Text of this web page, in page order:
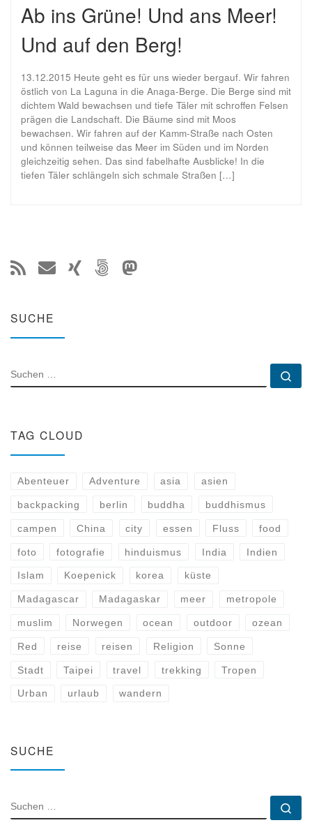
Ab ins Grüne! Und ans Meer!
Und auf den Berg!
13.12.2015 Heute geht es für uns wieder bergauf. Wir fahren
östlich von La Laguna in die Anaga-Berge. Die Berge sind mit
dichtem Wald bewachsen und tiefe Täler mit schroffen Felsen
prägen die Landschaft. Die Bäume sind mit Moos
bewachsen. Wir fahren auf der Kamm-Straße nach Osten
und können teilweise das Meer im Süden und im Norden
gleichzeitig sehen. Das sind fabelhafte Ausblicke! In die
tiefen Täler schlängeln sich schmale Straßen […]
SUCHE
SUCHE
TAG CLOUD
Abenteuer Adventure asia asien
backpacking berlin buddha buddhismus
campen China city essen Fluss food
foto fotografie hinduismus India Indien
Islam Koepenick korea küste
Madagascar Madagaskar meer metropole
muslim Norwegen ocean outdoor ozean
Red reise reisen Religion Sonne
Stadt Taipei travel trekking Tropen
Urban urlaub wandern
SUCHE
SUCHE